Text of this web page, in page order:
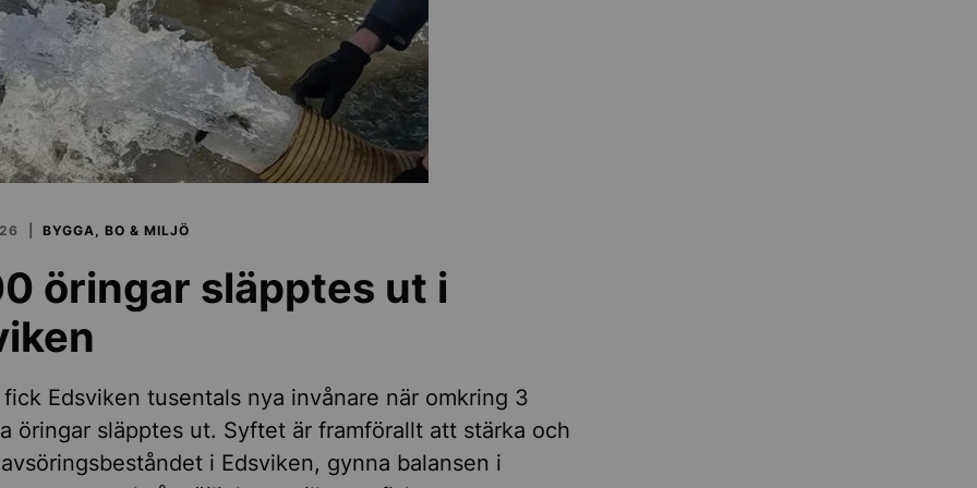
BYGGA, BO & MILJÖ
öringar släpptes ut i
Edsviken tusentals nya invånare när omkring 3
öringar släpptes ut. Syftet är framförallt att stärka och
i Edsviken, gynna balansen i